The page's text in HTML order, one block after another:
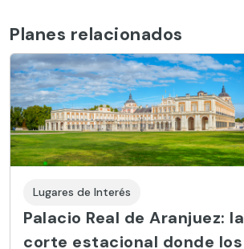
Planes relacionados
Lugares de Interés
Palacio Real de Aranjuez: la
corte estacional donde los